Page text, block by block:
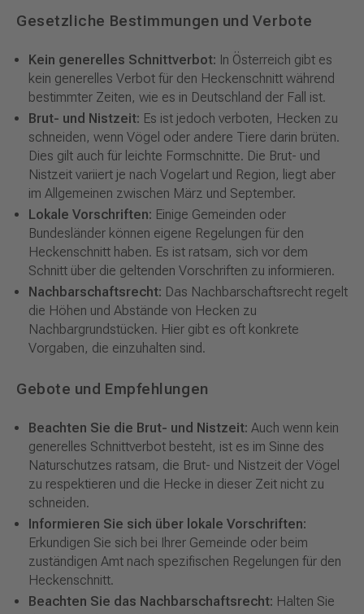
Gesetzliche Bestimmungen und Verbote
Kein generelles Schnittverbot: In Österreich gibt es
kein generelles Verbot für den Heckenschnitt während
bestimmter Zeiten, wie es in Deutschland der Fall ist.
Brut- und Nistzeit: Es ist jedoch verboten, Hecken zu
schneiden, wenn Vögel oder andere Tiere darin brüten.
Dies gilt auch für leichte Formschnitte. Die Brut- und
Nistzeit variiert je nach Vogelart und Region, liegt aber
im Allgemeinen zwischen März und September.
Lokale Vorschriften: Einige Gemeinden oder
Bundesländer können eigene Regelungen für den
Heckenschnitt haben. Es ist ratsam, sich vor dem
Schnitt über die geltenden Vorschriften zu informieren.
Nachbarschaftsrecht: Das Nachbarschaftsrecht regelt
die Höhen und Abstände von Hecken zu
Nachbargrundstücken. Hier gibt es oft konkrete
Vorgaben, die einzuhalten sind.
Gebote und Empfehlungen
Beachten Sie die Brut- und Nistzeit: Auch wenn kein
generelles Schnittverbot besteht, ist es im Sinne des
Naturschutzes ratsam, die Brut- und Nistzeit der Vögel
zu respektieren und die Hecke in dieser Zeit nicht zu
schneiden.
Informieren Sie sich über lokale Vorschriften:
Erkundigen Sie sich bei Ihrer Gemeinde oder beim
zuständigen Amt nach spezifischen Regelungen für den
Heckenschnitt.
Beachten Sie das Nachbarschaftsrecht: Halten Sie